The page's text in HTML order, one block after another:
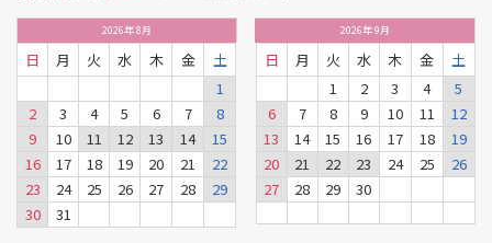
2026年8月
日 月 火 水 木 金
土
1
2
3 4 5 6 7
8
9
10 11 12 13 14
15
16
17 18 19 20 21
22
23
24 25 26 27 28
29
30
31
2026年9月
日 月 火 水 木 金
土
1
2 3 4
5
6
7 8 9 10 11
12
13
14 15 16 17 18
19
20
21 22 23 24 25
26
27
28 29 30